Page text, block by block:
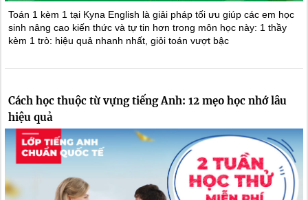
Toán 1 kèm 1 tại Kyna English là giải pháp tối ưu giúp các em học
sinh nâng cao kiến thức và tự tin hơn trong môn học này: 1 thầy
kèm 1 trò: hiệu quả nhanh nhất, giỏi toán vượt bậc
Cách học thuộc từ vựng tiếng Anh: 12 mẹo học nhớ lâu
hiệu quả